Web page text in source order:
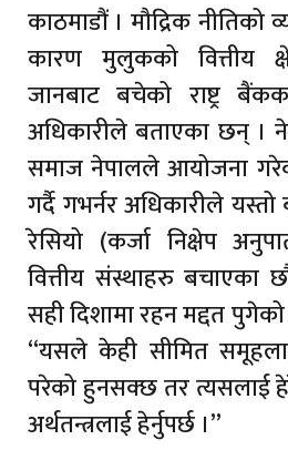
काठमाडौं । मौद्रिक नीतिको
कारण मुलुकको वित्तीय
जानबाट बचेको राष्ट्र
अधिकारीले बताएका छन् ।
समाज नेपालले आयोजना गरेको
गर्दै गभर्नर अधिकारीले
रेसियो (कर्जा निक्षेप
वित्तीय संस्थाहरु बचाएका
सही दिशामा रहन मद्दत
“यसले केही सीमित
परेको हुनसक्छ तर त्यसलाई
अर्थतन्त्रलाई हेर्नुपर्छ ।”